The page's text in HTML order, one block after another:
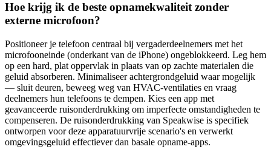
Hoe krijg ik de beste opnamekwaliteit zonder
externe microfoon?
Positioneer je telefoon centraal bij vergaderdeelnemers met het
microfooneinde (onderkant van de iPhone) ongeblokkeerd. Leg hem
op een hard, plat oppervlak in plaats van op zachte materialen die
geluid absorberen. Minimaliseer achtergrondgeluid waar mogelijk
— sluit deuren, beweeg weg van HVAC-ventilaties en vraag
deelnemers hun telefoons te dempen. Kies een app met
geavanceerde ruisonderdrukking om imperfecte omstandigheden te
compenseren. De ruisonderdrukking van Speakwise is specifiek
ontworpen voor deze apparatuurvrije scenario's en verwerkt
omgevingsgeluid effectiever dan basale opname-apps.